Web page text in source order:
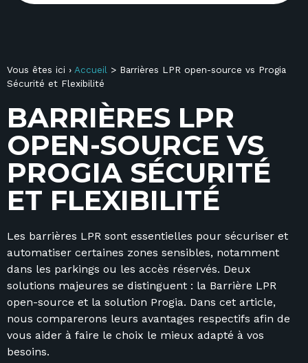
Vous êtes ici › Accueil > Barrières LPR open-source vs Progia
Sécurité et Flexibilité
BARRIÈRES LPR
OPEN-SOURCE VS
PROGIA SÉCURITÉ
ET FLEXIBILITÉ
Les barrières LPR sont essentielles pour sécuriser et
automatiser certaines zones sensibles, notamment
dans les parkings ou les accès réservés. Deux
solutions majeures se distinguent : la Barrière LPR
open-source et la solution Progia. Dans cet article,
nous comparerons leurs avantages respectifs afin de
vous aider à faire le choix le mieux adapté à vos
besoins.